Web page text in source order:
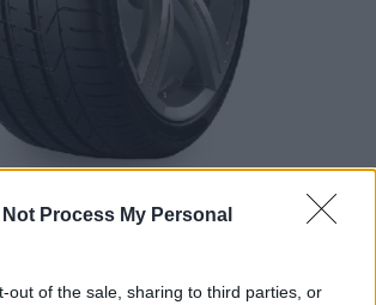
Not Process My Personal
out of the sale, sharing to third parties, or